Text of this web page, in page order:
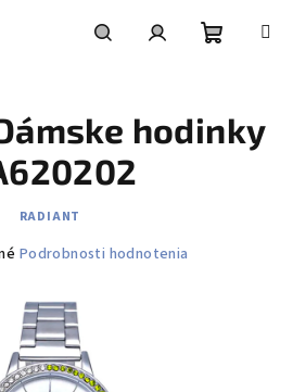
košík
hodinky
RADIANT
Podrobnosti hodnotenia